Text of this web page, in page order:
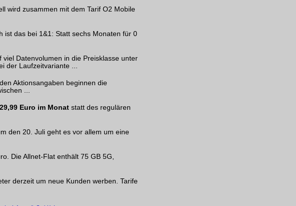
wird zusammen mit dem Tarif O2 Mobile
ist das bei 1&1: Statt sechs Monaten für 0
Datenvolumen in die Preisklasse unter
der Laufzeitvariante ...
Aktionsangaben beginnen die
...
29,99 Euro im Monat statt des regulären
den 20. Juli geht es vor allem um eine
Die Allnet-Flat enthält 75 GB 5G,
derzeit um neue Kunden werben. Tarife